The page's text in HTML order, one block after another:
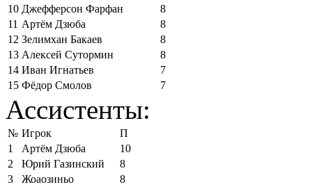
10 Джефферсон Фарфан
8
11 Артём Дзюба
8
12 Зелимхан Бакаев
8
13 Алексей Сутормин
8
14 Иван Игнатьев
7
15 Фёдор Смолов 7
Ассистенты:
№ Игрок
П
1
Артём Дзюба
10
2
Юрий Газинский
8
3
Жоаозиньо
8